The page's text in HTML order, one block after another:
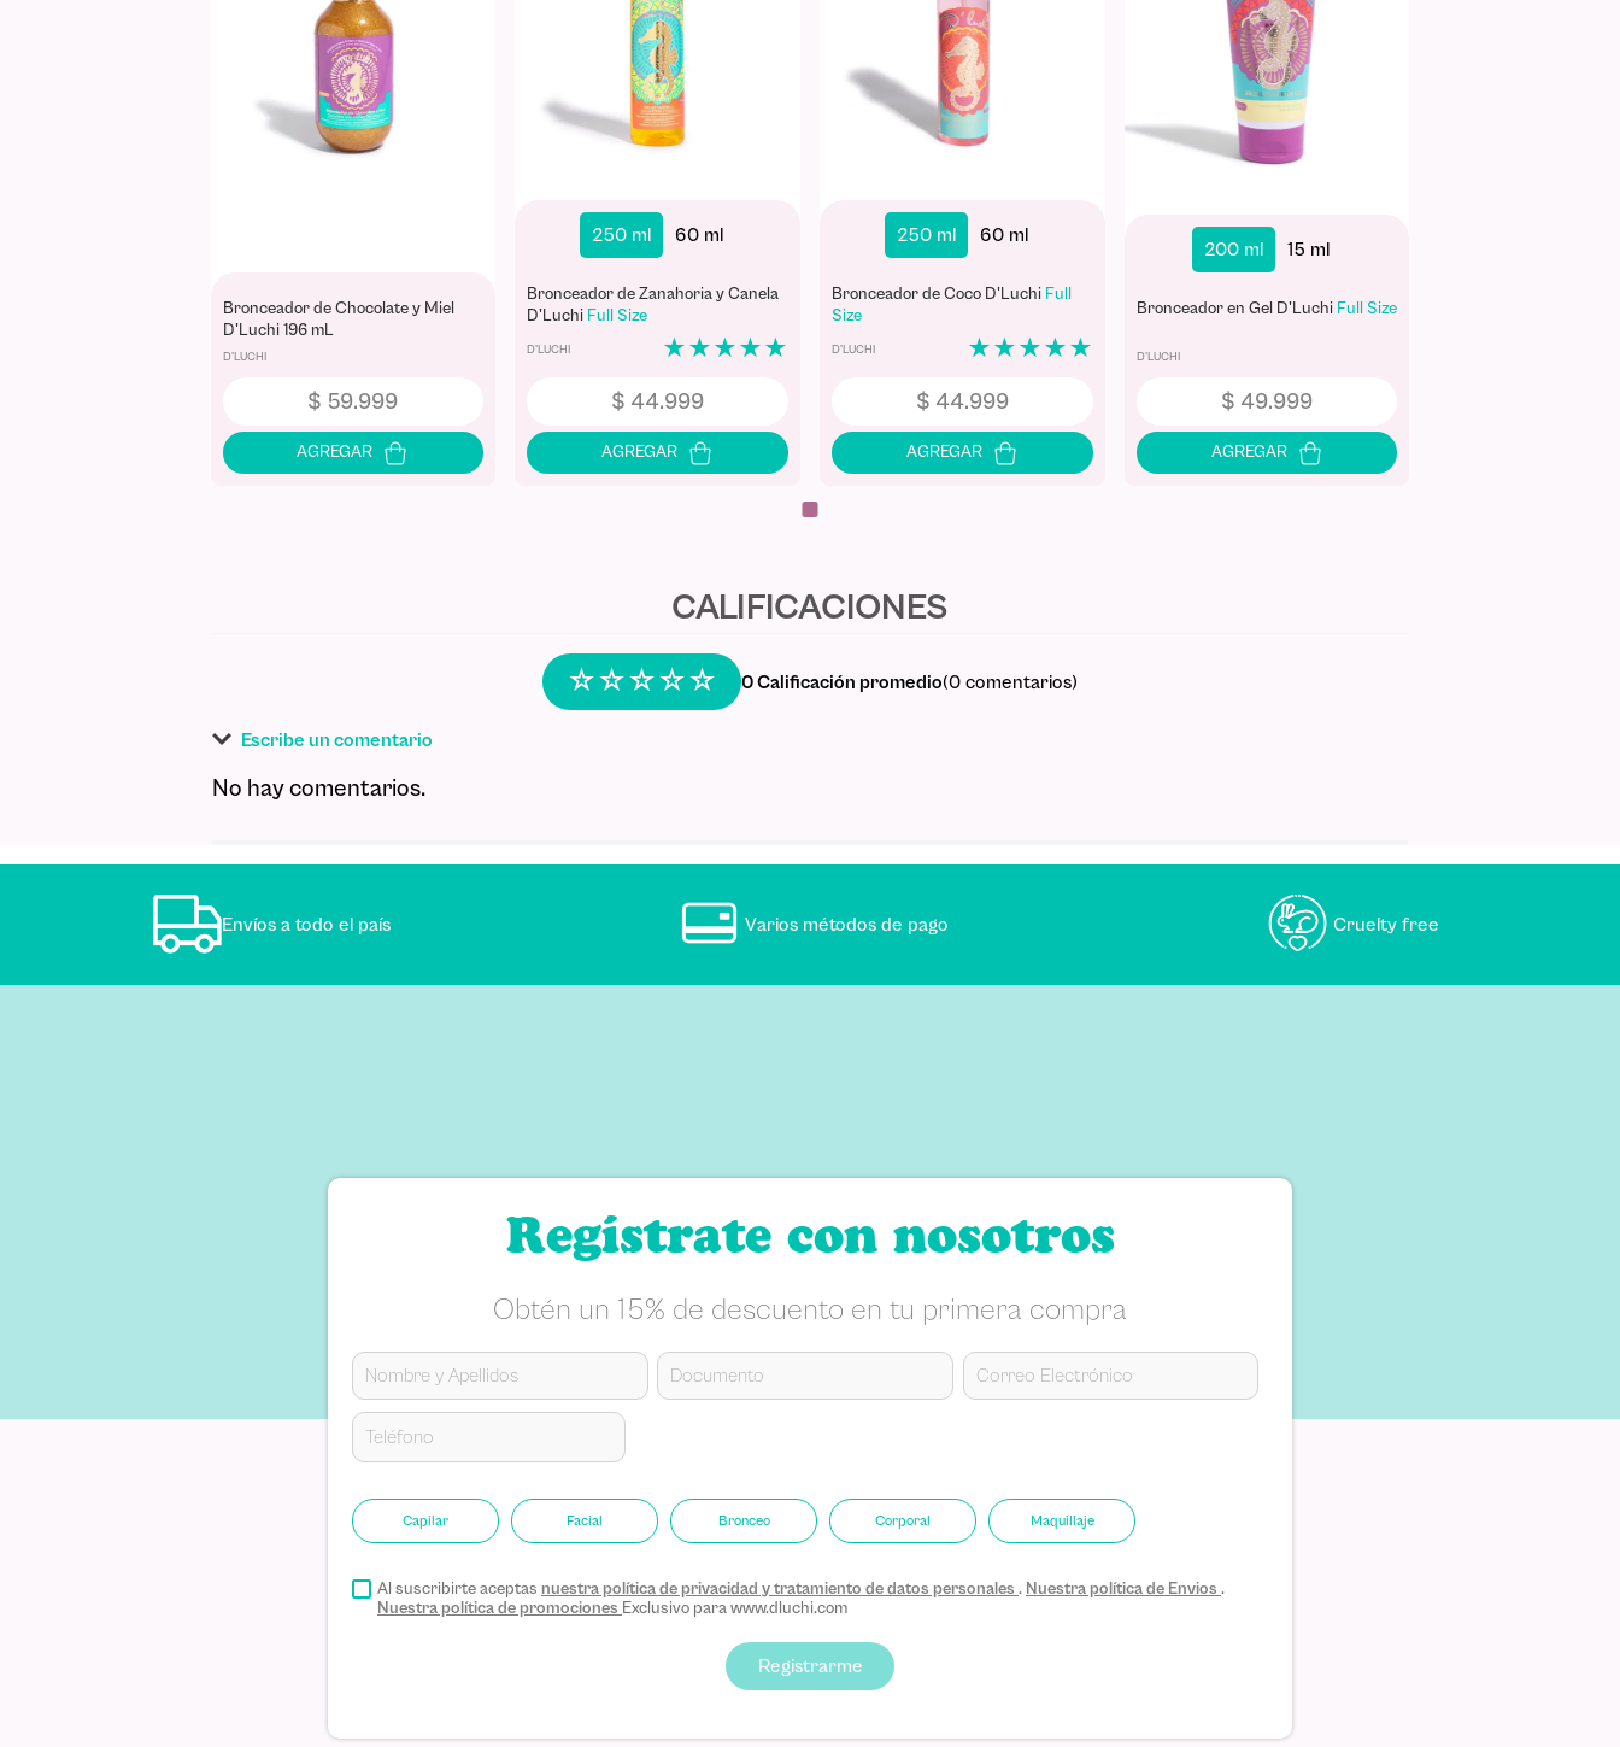
Bronceador de Chocolate y Miel
D'Luchi 196 mL
D'LUCHI
$ 59.999
250 ml 60 ml
Bronceador de Zanahoria y Canela
D'Luchi Full Size
D'LUCHI ★ ★ ★ ★ ★
$ 44.999
250 ml 60 ml
Bronceador de Coco D'Luchi Full
Size
D'LUCHI ★ ★ ★ ★ ★
$ 44.999
200 ml 15 ml
Bronceador en Gel D'Luchi Full Size
D'LUCHI
$ 49.999
☆☆☆☆☆ 0 Calificación promedio(0 comentarios)
Escribe un comentario
Califica el producto de 1 a 5 estrellas
ENVIAR COMENTARIO
No hay comentarios.
Envíos a todo el país Varios métodos de pago Cruelty free
Regístrate con nosotros
Obtén un 15% de descuento en tu primera compra
Capilar Facial Bronceo Corporal Maquillaje
Al suscribirte aceptas nuestra política de privacidad y tratamiento de datos personales . Nuestra política de Envios .
Nuestra política de promociones Exclusivo para www.dluchi.com
Registrarme